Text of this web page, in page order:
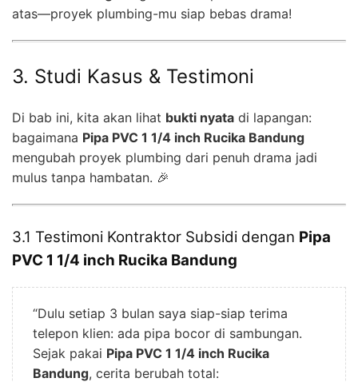
atas—proyek plumbing-mu siap bebas drama!
3. Studi Kasus & Testimoni
Di bab ini, kita akan lihat bukti nyata di lapangan:
bagaimana Pipa PVC 1 1/4 inch Rucika Bandung
mengubah proyek plumbing dari penuh drama jadi
mulus tanpa hambatan. 🎉
3.1 Testimoni Kontraktor Subsidi dengan Pipa
PVC 1 1/4 inch Rucika Bandung
“Dulu setiap 3 bulan saya siap-siap terima
telepon klien: ada pipa bocor di sambungan.
Sejak pakai Pipa PVC 1 1/4 inch Rucika
Bandung, cerita berubah total: